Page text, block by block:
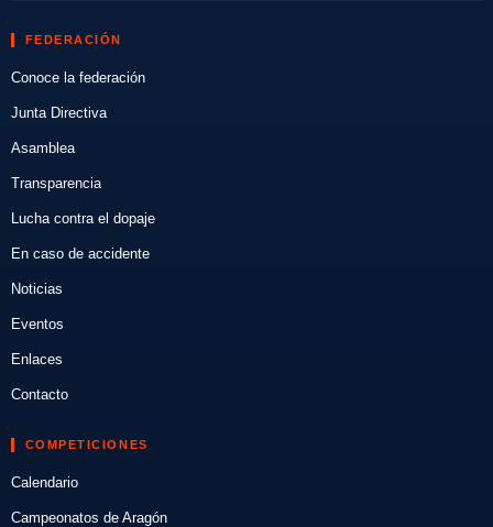
FEDERACIÓN
Conoce la federación
Junta Directiva
Asamblea
Transparencia
Lucha contra el dopaje
En caso de accidente
Noticias
Eventos
Enlaces
Contacto
COMPETICIONES
Calendario
Campeonatos de Aragón